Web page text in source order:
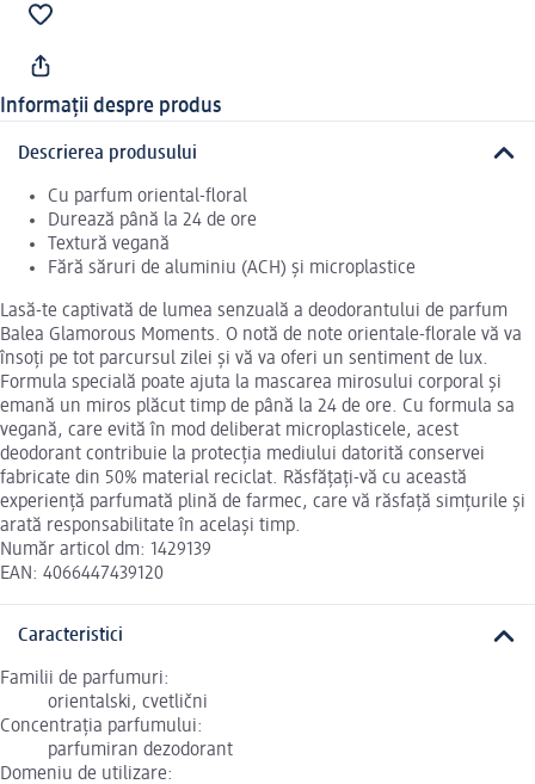
Informații despre produs
Descrierea produsului
Cu parfum oriental-floral
Durează până la 24 de ore
Textură vegană
Fără săruri de aluminiu (ACH) și microplastice
Lasă-te captivată de lumea senzuală a deodorantului de parfum
Balea Glamorous Moments. O notă de note orientale-florale vă va
însoți pe tot parcursul zilei și vă va oferi un sentiment de lux.
Formula specială poate ajuta la mascarea mirosului corporal și
emană un miros plăcut timp de până la 24 de ore. Cu formula sa
vegană, care evită în mod deliberat microplasticele, acest
deodorant contribuie la protecția mediului datorită conservei
fabricate din 50% material reciclat. Răsfățați-vă cu această
experiență parfumată plină de farmec, care vă răsfață simțurile și
arată responsabilitate în același timp.
Număr articol dm: 1429139
EAN: 4066447439120
Caracteristici
Familii de parfumuri:
orientalski, cvetlični
Concentrația parfumului:
parfumiran dezodorant
Domeniu de utilizare: